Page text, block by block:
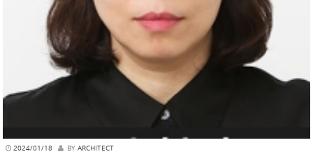
2024/01/18 BY ARCHITECT